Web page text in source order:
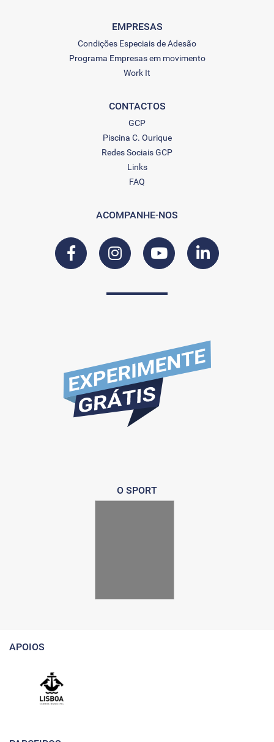
EMPRESAS
Condições Especiais de Adesão
Programa Empresas em movimento
Work It
CONTACTOS
GCP
Piscina C. Ourique
Redes Sociais GCP
Links
FAQ
ACOMPANHE-NOS
O SPORT
APOIOS